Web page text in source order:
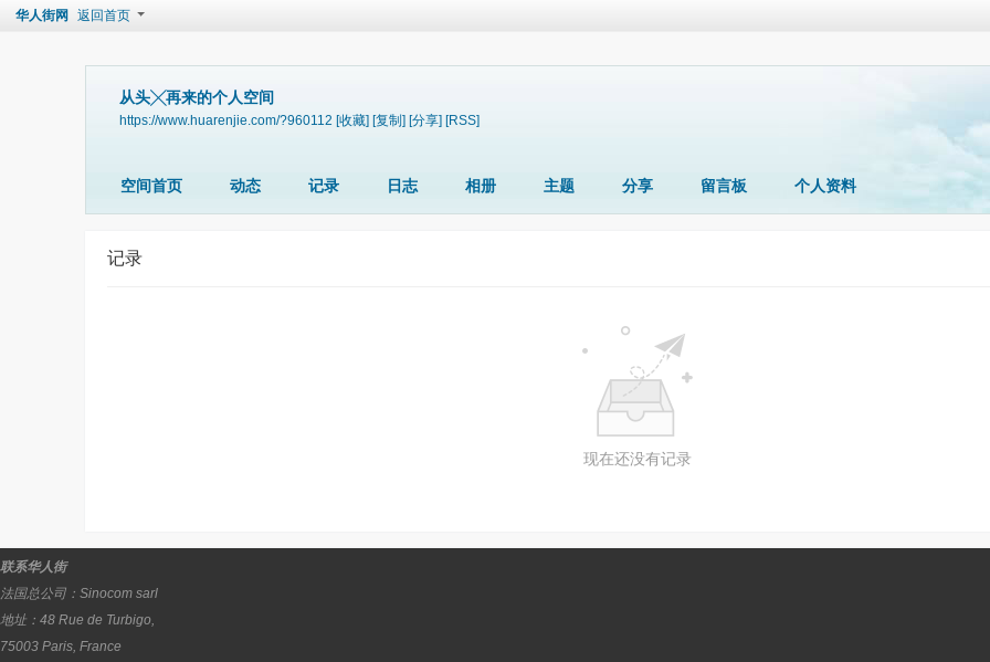
华人街网 返回首页
从头╳再来的个人空间
https://www.huarenjie.com/?960112 [收藏] [复制] [分享] [RSS]
空间首页 动态 记录 日志 相册 主题 分享 留言板 个人资料
记录
现在还没有记录
联系华人街
法国总公司： Sinocom sarl
地址： 48 Rue de Turbigo,
75003 Paris, France